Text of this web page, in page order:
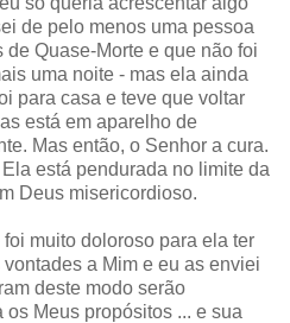
de pelo menos uma pessoa
Quase-Morte e que não foi
uma noite - mas ela ainda
para casa e teve que voltar
está em aparelho de
Mas então, o Senhor a cura.
está pendurada no limite da
Deus misericordioso.
muito doloroso para ela ter
a Mim e eu as enviei
deste modo serão
Meus propósitos ... e sua